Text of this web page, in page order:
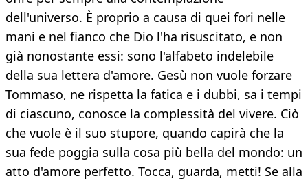
dell'universo. È proprio a causa di quei fori nelle
mani e nel fianco che Dio l'ha risuscitato, e non
già nonostante essi: sono l'alfabeto indelebile
della sua lettera d'amore. Gesù non vuole forzare
Tommaso, ne rispetta la fatica e i dubbi, sa i tempi
di ciascuno, conosce la complessità del vivere. Ciò
che vuole è il suo stupore, quando capirà che la
sua fede poggia sulla cosa più bella del mondo: un
atto d'amore perfetto. Tocca, guarda, metti! Se alla